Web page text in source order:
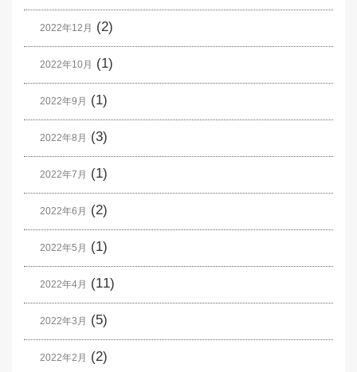
2022年12月 (2)
2022年10月 (1)
2022年9月 (1)
2022年8月 (3)
2022年7月 (1)
2022年6月 (2)
2022年5月 (1)
2022年4月 (11)
2022年3月 (5)
2022年2月 (2)